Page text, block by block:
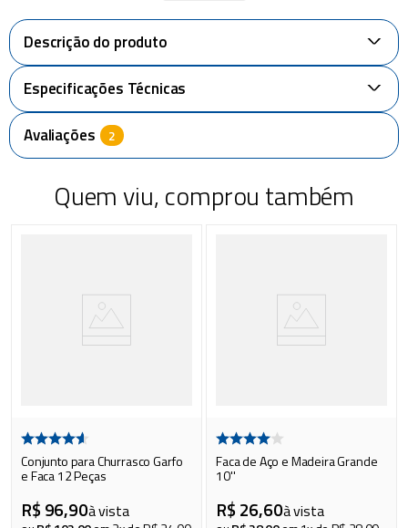
Descrição do produto
+
Especificações Técnicas
+
Avaliações
Quem viu, comprou também
Conjunto para Churrasco Garfo
e Faca 12 Peças
R$ 96,90à vista
Faca de Aço e Madeira Grande
10''
R$ 26,60à vista